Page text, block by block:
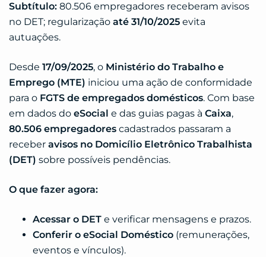
Subtítulo: 80.506 empregadores receberam avisos
no DET; regularização até 31/10/2025 evita
autuações.
Desde 17/09/2025, o Ministério do Trabalho e
Emprego (MTE) iniciou uma ação de conformidade
para o FGTS de empregados domésticos. Com base
em dados do eSocial e das guias pagas à Caixa,
80.506 empregadores cadastrados passaram a
receber avisos no Domicílio Eletrônico Trabalhista
(DET) sobre possíveis pendências.
O que fazer agora:
Acessar o DET e verificar mensagens e prazos.
Conferir o eSocial Doméstico (remunerações,
eventos e vínculos).